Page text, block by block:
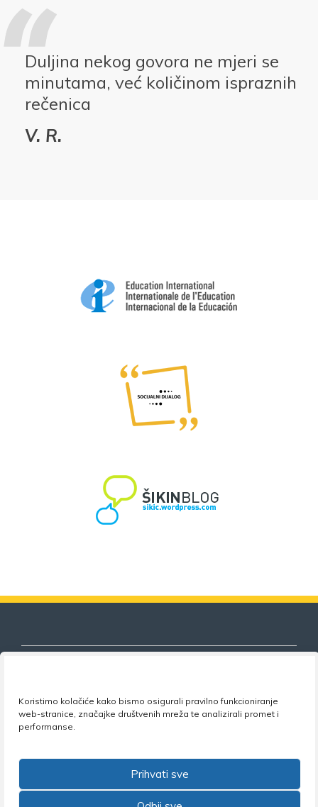
Koristimo kolačiće kako bismo osigurali pravilno funkcioniranje
web-stranice, značajke društvenih mreža te analizirali promet i
performanse.
Prihvati sve
Duljina nekog govora ne mjeri se
minutama, već količinom ispraznih
rečenica
V. R.
Nezavisni sindikat znanosti i visokog
obrazovanja
Adresa: Florijana Andrašeca 18A / VI kat • 10 000
+385 1 4847 337 •Email: